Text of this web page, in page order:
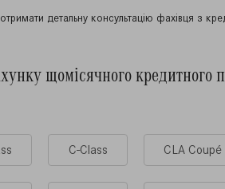
детальну консультацію фахівця з
щомісячного кредитного
C-Class CLA Coupé